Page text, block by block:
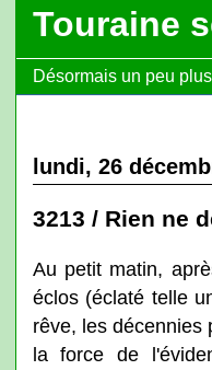
Touraine
Désormais un peu
lundi, 26
3213 / Rien ne
Au petit matin,
éclos (éclaté telle
rêve, les décennies
la force de